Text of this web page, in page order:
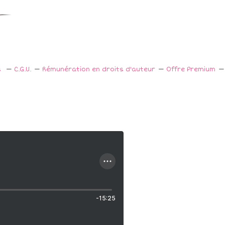
C.G.U. Rémunération en droits d'auteur
Offre Premium
-15:25